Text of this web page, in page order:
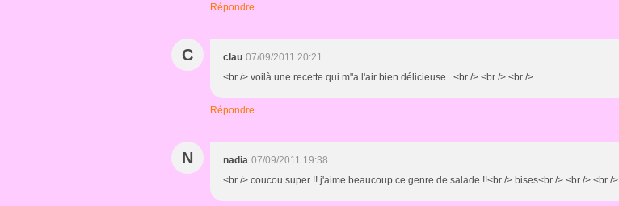
Répondre
C clau 07/09/2011 20:21
<br /> voilà une recette qui m"a l'air bien délicieuse...<br /> <br /> <br />
Répondre
N nadia 07/09/2011 19:38
<br /> coucou super !! j'aime beaucoup ce genre de salade !!<br /> bises<br /> <br /> <br />